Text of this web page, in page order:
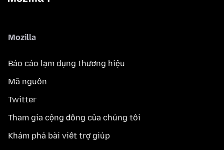
Mozilla
Báo cáo lạm dụng thương hiệu
Mã nguồn
Twitter
Tham gia cộng đồng của chúng tôi
Khám phá bài viết trợ giúp